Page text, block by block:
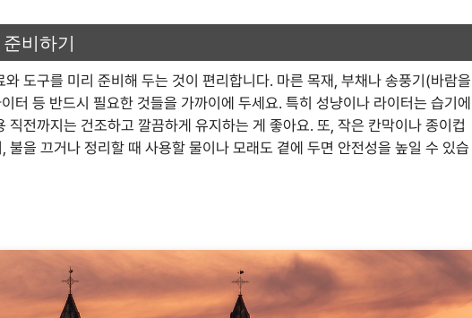
비하기
도구를 미리 준비해 두는 것이 편리합니다. 마른 목재, 부채나 송풍기(바람을
터 등 반드시 필요한 것들을 가까이에 두세요. 특히 성냥이나 라이터는 습기에
직전까지는 건조하고 깔끔하게 유지하는 게 좋아요. 또, 작은 칸막이나 종이컵
불을 끄거나 정리할 때 사용할 물이나 모래도 곁에 두면 안전성을 높일 수 있습